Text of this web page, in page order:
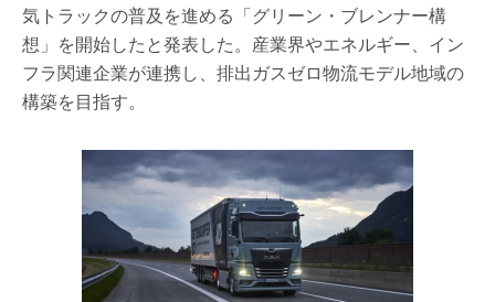
気トラックの普及を進める「グリーン・ブレンナー構
想」を開始したと発表した。産業界やエネルギー、イン
フラ関連企業が連携し、排出ガスゼロ物流モデル地域の
構築を目指す。